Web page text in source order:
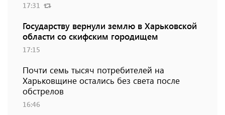
17:31
Государству вернули землю в Харьковской
области со скифским городищем
17:15
Почти семь тысяч потребителей на
Харьковщине остались без света после
обстрелов
16:46